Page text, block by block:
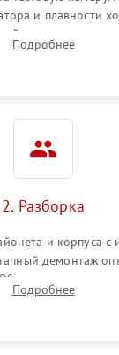
и плавности
осмотр линз на
состояния
Подробнее
2. Разборка
и корпуса с
демонтаж
Подробнее